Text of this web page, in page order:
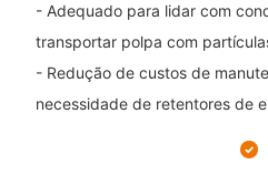
- Adequado para lidar com
transportar polpa com
- Redução de custos de
necessidade de retentores de